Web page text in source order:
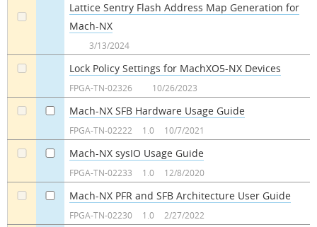
Lattice Sentry Flash Address Map Generation for
Mach-NX
3/13/2024
Lock Policy Settings for MachXO5-NX Devices
FPGA-TN-02326 10/26/2023
Mach-NX SFB Hardware Usage Guide
FPGA-TN-02222 1.0 10/7/2021
Mach-NX sysIO Usage Guide
FPGA-TN-02233 1.0 12/8/2020
Mach-NX PFR and SFB Architecture User Guide
FPGA-TN-02230 1.0 2/27/2022